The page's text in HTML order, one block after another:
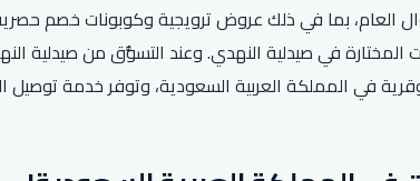
العام، بما في ذلك عروض ترويجية وكوبونات خصم
في صيدلية النهدي. وعند التسوُّق من صيدلية
ذاته. يُذكر أن الشركة تعمل في أكثر من 145 مدينة وقرية في المملكة